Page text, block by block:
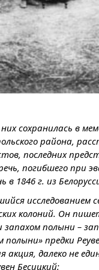
сохранилась в
района,
последних
погибшего при
в 1846 г. из
колоний. Он
полыни –
предки
акция, далеко не
Бесицкий: